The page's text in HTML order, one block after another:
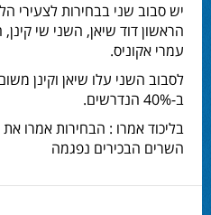
יש סבוב שני בבחירות לצעירי
הראשון דוד שיאן, השני שי
עמרי אקוניס.
לסבוב השני עלו שיאן וקינן
ב-40% הנדרשים.
בליכוד אמרו : הבחירות אמרו
השרים הבכירים נפגמה